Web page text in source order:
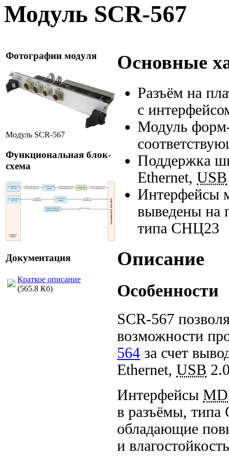
Модуль SCR-567
Фотографии модуля
Модуль SCR-567
Функциональная блок-
схема
Документация
Краткое описание
(565.8 Кб)
Основные
Разъём на
с
Модуль
Поддержка
Ethernet, USB
Интерфейсы
выведены на
типа СНЦ23
Описание
Особенности
SCR-567
возможности
564 за счет
Ethernet, USB
Интерфейсы
в разъёмы, типа
обладающие
и